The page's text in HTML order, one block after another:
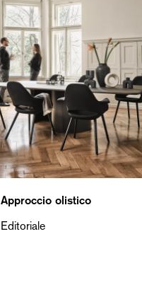
Approccio olistico
Editoriale